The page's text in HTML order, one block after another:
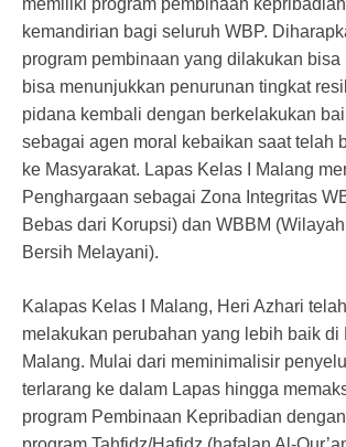
memiliki program pembinaan
kemandirian bagi seluruh WBP.
program pembinaan yang dilakukan bisa
bisa menunjukkan penurunan tingkat
pidana kembali dengan berkelakukan
sebagai agen moral kebaikan saat telah
ke Masyarakat. Lapas Kelas I Malang
Penghargaan sebagai Zona Integritas
Bebas dari Korupsi) dan WBBM
Bersih Melayani).
Kalapas Kelas I Malang, Heri Azhari
melakukan perubahan yang lebih baik di
Malang. Mulai dari meminimalisir
terlarang ke dalam Lapas hingga
program Pembinaan Kepribadian